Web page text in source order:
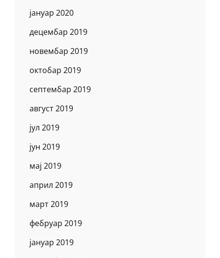
јануар 2020
децембар 2019
новембар 2019
октобар 2019
септембар 2019
август 2019
јул 2019
јун 2019
мај 2019
април 2019
март 2019
фебруар 2019
јануар 2019